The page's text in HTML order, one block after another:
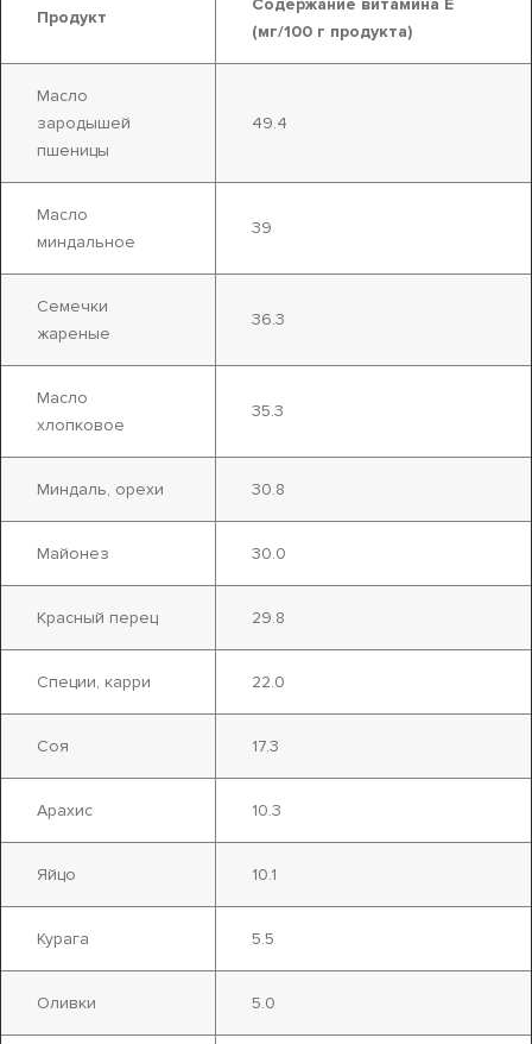
Продукт
Содержание витамина Е
(мг/100 г продукта)
Масло
зародышей
пшеницы
49.4
Масло
миндальное
39
Семечки
жареные
36.3
Масло
хлопковое
35.3
Миндаль, орехи 30.8
Майонез 30.0
Красный перец 29.8
Специи, карри 22.0
Соя 17.3
Арахис 10.3
Яйцо 10.1
Курага 5.5
Оливки 5.0